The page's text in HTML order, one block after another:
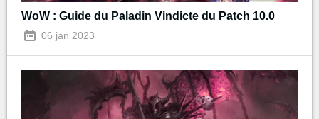
WoW : Guide du Paladin Vindicte du Patch 10.0
06 jan 2023